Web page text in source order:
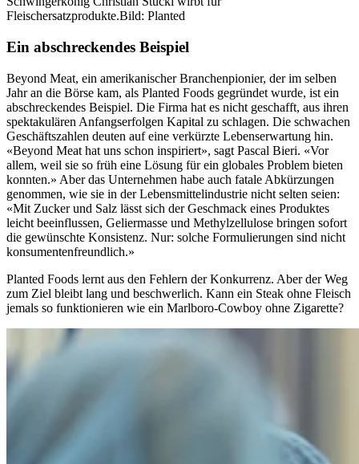
Fleischersatzprodukte.Bild: Planted
Ein abschreckendes Beispiel
Beyond Meat, ein amerikanischer Branchenpionier, der im selben
Jahr an die Börse kam, als Planted Foods gegründet wurde, ist ein
abschreckendes Beispiel. Die Firma hat es nicht geschafft, aus ihren
spektakulären Anfangserfolgen Kapital zu schlagen. Die schwachen
Geschäftszahlen deuten auf eine verkürzte Lebenserwartung hin.
«Beyond Meat hat uns schon inspiriert», sagt Pascal Bieri. «Vor
allem, weil sie so früh eine Lösung für ein globales Problem bieten
konnten.» Aber das Unternehmen habe auch fatale Abkürzungen
genommen, wie sie in der Lebensmittelindustrie nicht selten seien:
«Mit Zucker und Salz lässt sich der Geschmack eines Produktes
leicht beeinflussen, Geliermasse und Methylzellulose bringen sofort
die gewünschte Konsistenz. Nur: solche Formulierungen sind nicht
konsumentenfreundlich.»
Planted Foods lernt aus den Fehlern der Konkurrenz. Aber der Weg
zum Ziel bleibt lang und beschwerlich. Kann ein Steak ohne Fleisch
jemals so funktionieren wie ein Marlboro-Cowboy ohne Zigarette?